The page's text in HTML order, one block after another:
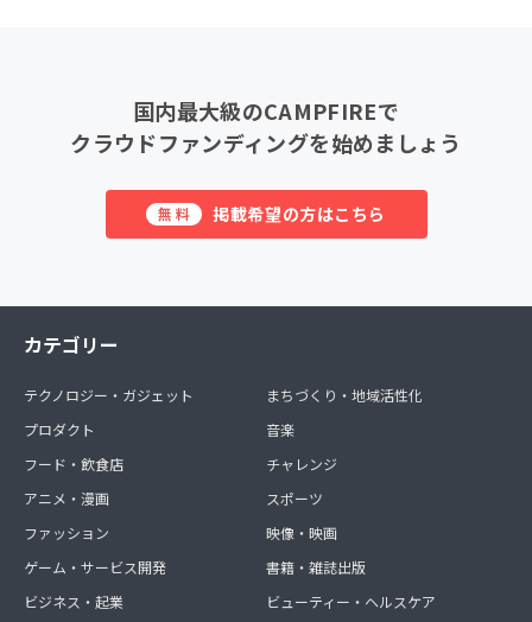
国内最大級のCAMPFIREで
クラウドファンディングを始めましょう
無料 掲載希望の方はこちら
カテゴリー
テクノロジー・ガジェット
プロダクト
フード・飲食店
アニメ・漫画
ファッション
ゲーム・サービス開発
ビジネス・起業
まちづくり・地域活性化
音楽
チャレンジ
スポーツ
映像・映画
書籍・雑誌出版
ビューティー・ヘルスケア